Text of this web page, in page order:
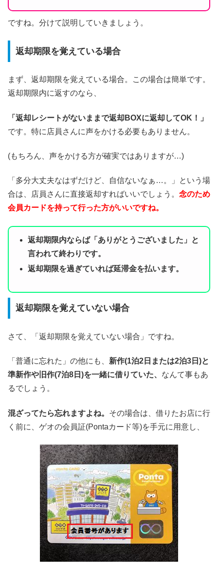
ですね。分けて説明していきましょう。
返却期限を覚えている場合
まず、返却期限を覚えている場合。この場合は簡単です。
返却期限内に返すのなら、
「返却レシートがないままで返却BOXに返却してOK！」
です。特に店員さんに声をかける必要もありません。
(もちろん、声をかける方が確実ではありますが…)
「多分大丈夫なはずだけど、自信ないなぁ…。」という場
合は、店員さんに直接返却すればいいでしょう。 念のため
会員カードを持って行った方がいいですね。
返却期限内ならば「ありがとうございました」と
言われて終わりです。
返却期限を過ぎていれば延滞金を払います。
返却期限を覚えていない場合
さて、「返却期限を覚えていない場合」ですね。
「普通に忘れた」の他にも、 新作(1泊2日または2泊3日)と
準新作や旧作(7泊8日)を一緒に借りていた、 なんて事もあ
るでしょう。
混ざってたら忘れますよね。 その場合は、借りたお店に行
く前に、ゲオの会員証(Pontaカード等)を手元に用意し、